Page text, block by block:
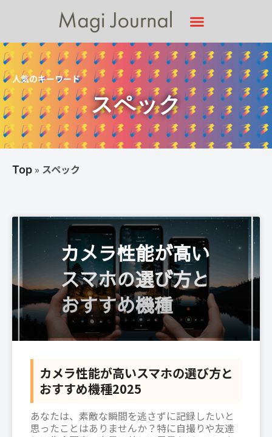
人気のキーワード
スペック
Top » スペック
カメラ性能が高いスマホの選び方と
おすすめ機種2025
あなたは、素敵な瞬間を逃さずに記録したいと
思ったことはありませんか？特に自撮りや友達